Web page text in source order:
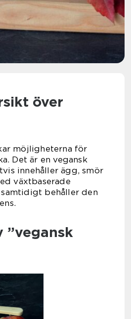
över
möjligheterna för
Det är en vegansk
innehåller ägg, smör
växtbaserade
behåller den
”vegansk